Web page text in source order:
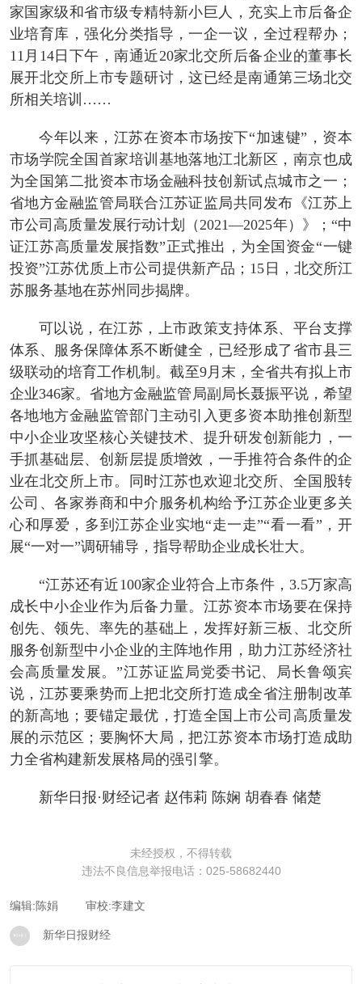
家国家级和省市级专精特新小巨人，充实上市后备企
业培育库，强化分类指导，一企一议，全过程帮办；
11月14日下午，南通近20家北交所后备企业的董事长
展开北交所上市专题研讨，这已经是南通第三场北交
所相关培训……
今年以来，江苏在资本市场按下“加速键”，资本
市场学院全国首家培训基地落地江北新区，南京也成
为全国第二批资本市场金融科技创新试点城市之一；
省地方金融监管局联合江苏证监局共同发布《江苏上
市公司高质量发展行动计划（2021—2025年）》；“中
证江苏高质量发展指数”正式推出，为全国资金“一键
投资”江苏优质上市公司提供新产品；15日，北交所江
苏服务基地在苏州同步揭牌。
可以说，在江苏，上市政策支持体系、平台支撑
体系、服务保障体系不断健全，已经形成了省市县三
级联动的培育工作机制。截至9月末，全省共有拟上市
企业346家。省地方金融监管局副局长聂振平说，希望
各地地方金融监管部门主动引入更多资本助推创新型
中小企业攻坚核心关键技术、提升研发创新能力，一
手抓基础层、创新层提质增效，一手推符合条件的企
业在北交所上市。同时江苏也欢迎北交所、全国股转
公司、各家券商和中介服务机构给予江苏企业更多关
心和厚爱，多到江苏企业实地“走一走”“看一看”，开
展“一对一”调研辅导，指导帮助企业成长壮大。
“江苏还有近100家企业符合上市条件，3.5万家高
成长中小企业作为后备力量。江苏资本市场要在保持
创先、领先、率先的基础上，发挥好新三板、北交所
服务创新型中小企业的主阵地作用，助力江苏经济社
会高质量发展。”江苏证监局党委书记、局长鲁颂宾
说，江苏要乘势而上把北交所打造成全省注册制改革
的新高地；要锚定最优，打造全国上市公司高质量发
展的示范区；要胸怀大局，把江苏资本市场打造成助
力全省构建新发展格局的强引擎。
新华日报·财经记者 赵伟莉 陈娴 胡春春 储楚
未经授权，不得转载
违法不良信息举报电话：025-58682440
编辑:陈娟 审校:李建文
新华日报财经